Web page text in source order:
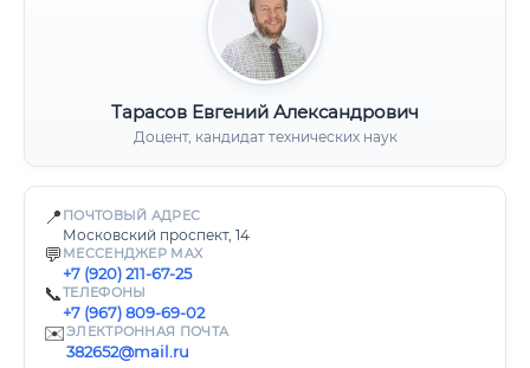
Тарасов Евгений Александрович
Доцент, кандидат технических наук
📍 ПОЧТОВЫЙ АДРЕС
Московский проспект, 14
💬 МЕССЕНДЖЕР MAX
+7 (920) 211-67-25
📞ТЕЛЕФОНЫ
+7 (967) 809-69-02
✉️ЭЛЕКТРОННАЯ ПОЧТА
382652@mail.ru